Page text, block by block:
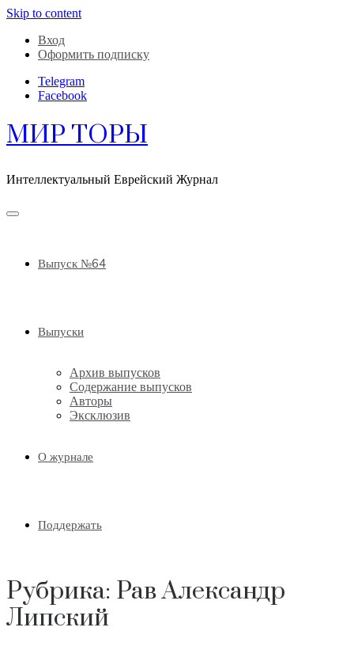
Skip to content
Вход
Оформить подписку
Telegram
Facebook
МИР ТОРЫ
Интеллектуальный Еврейский Журнал
Выпуск №64
Выпуски
Архив выпусков
Содержание выпусков
Авторы
Эксклюзив
О журнале
Поддержать
Рубрика: Рав Александр
Липский